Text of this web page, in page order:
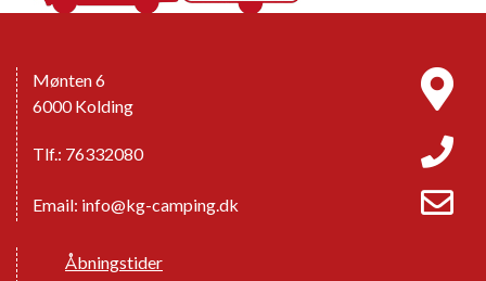
Mønten 6
6000 Kolding
Tlf.: 76332080
Email: info@kg-camping.dk
Åbningstider